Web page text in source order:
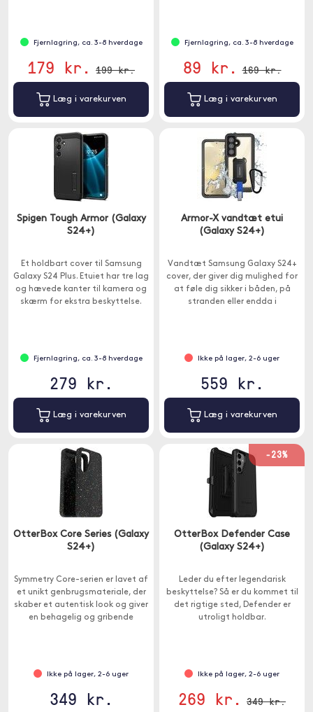
Fjernlagring, ca. 3-8 hverdage
179 kr. 199 kr.
Læg i varekurven
Fjernlagring, ca. 3-8 hverdage
89 kr. 169 kr.
Læg i varekurven
Spigen Tough Armor (Galaxy
S24+)
Et holdbart cover til Samsung
Galaxy S24 Plus. Etuiet har tre lag
og hævede kanter til kamera og
skærm for ekstra beskyttelse.
Fjernlagring, ca. 3-8 hverdage
279 kr.
Læg i varekurven
Armor-X vandtæt etui
(Galaxy S24+)
Vandtæt Samsung Galaxy S24+
cover, der giver dig mulighed for
at føle dig sikker i båden, på
stranden eller endda i
Ikke på lager, 2-6 uger
559 kr.
Læg i varekurven
OtterBox Core Series (Galaxy
S24+)
Symmetry Core-serien er lavet af
et unikt genbrugsmateriale, der
skaber et autentisk look og giver
en behagelig og gribende
Ikke på lager, 2-6 uger
349 kr.
-23%
OtterBox Defender Case
(Galaxy S24+)
Leder du efter legendarisk
beskyttelse? Så er du kommet til
det rigtige sted, Defender er
utroligt holdbar.
Ikke på lager, 2-6 uger
269 kr. 349 kr.